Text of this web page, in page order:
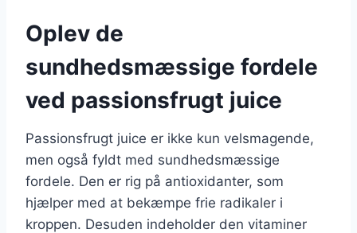
Oplev de
sundhedsmæssige fordele
ved passionsfrugt juice
Passionsfrugt juice er ikke kun velsmagende,
men også fyldt med sundhedsmæssige
fordele. Den er rig på antioxidanter, som
hjælper med at bekæmpe frie radikaler i
kroppen. Desuden indeholder den vitaminer